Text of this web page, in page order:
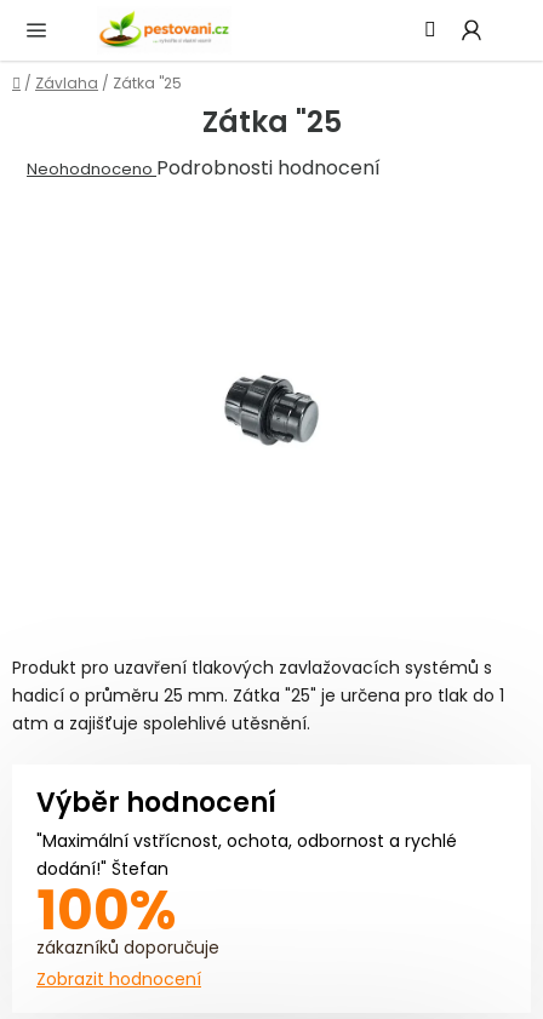
obsah
Domů
/ Závlaha / Zátka "25
Produkt pro uzavření tlakových zavlažovacích systémů s
hadicí o průměru 25 mm. Zátka "25" je určena pro tlak do 1
atm a zajišťuje spolehlivé utěsnění.
Výběr hodnocení
"Maximální vstřícnost, ochota, odbornost a rychlé
dodání!" Štefan
100%
zákazníků doporučuje
Zobrazit hodnocení
Zátka "25
Průměrné
Neohodnoceno Podrobnosti hodnocení